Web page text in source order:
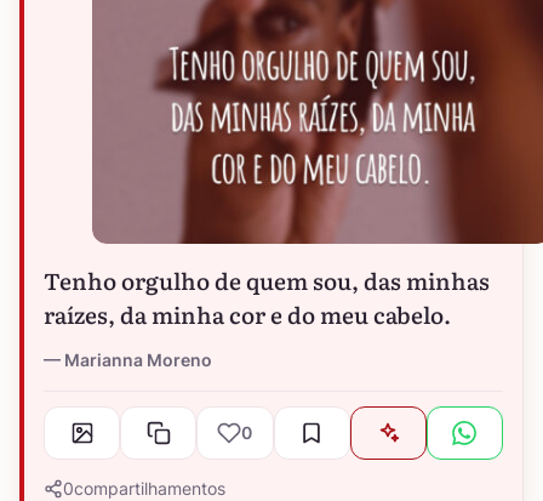
Tenho orgulho de quem sou, das minhas
raízes, da minha cor e do meu cabelo.
Marianna Moreno
0
0compartilhamentos